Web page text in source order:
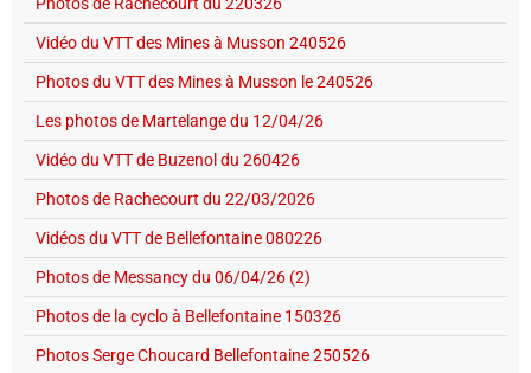
Vidéo du VTT des Mines à Musson 240526
Photos du VTT des Mines à Musson le 240526
Les photos de Martelange du 12/04/26
Vidéo du VTT de Buzenol du 260426
Photos de Rachecourt du 22/03/2026
Vidéos du VTT de Bellefontaine 080226
Photos de Messancy du 06/04/26 (2)
Photos de la cyclo à Bellefontaine 150326
Photos Serge Choucard Bellefontaine 250526